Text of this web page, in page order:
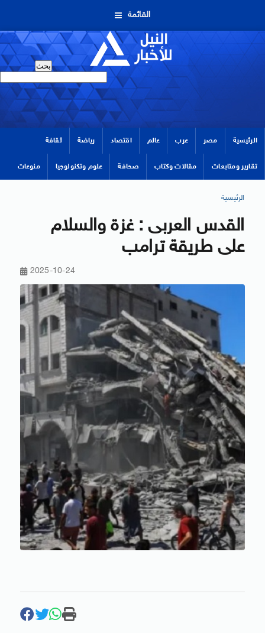
القائمة
الرئيسية مصر عرب عالم اقتصاد رياضة ثقافة
تقارير ومتابعات مقالات وكتاب صحافة علوم وتكنولوجيا منوعات
الرئيسية
القدس العربى : غزة والسلام
على طريقة ترامب
2025-10-24